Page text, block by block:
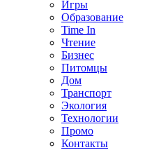
Игры
Образование
Time In
Чтение
Бизнес
Питомцы
Дом
Транспорт
Экология
Технологии
Промо
Контакты